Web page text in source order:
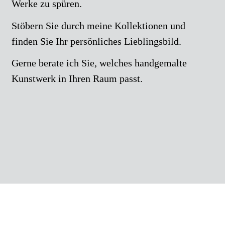
Werke zu spüren.
Stöbern Sie durch meine Kollektionen und
finden Sie Ihr persönliches Lieblingsbild.
Gerne berate ich Sie, welches handgemalte
Kunstwerk in Ihren Raum passt.